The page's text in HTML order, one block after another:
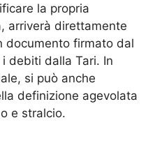
la propria
arriverà direttamente
documento firmato dal
debiti dalla Tari. In
si può anche
definizione agevolata
e stralcio.